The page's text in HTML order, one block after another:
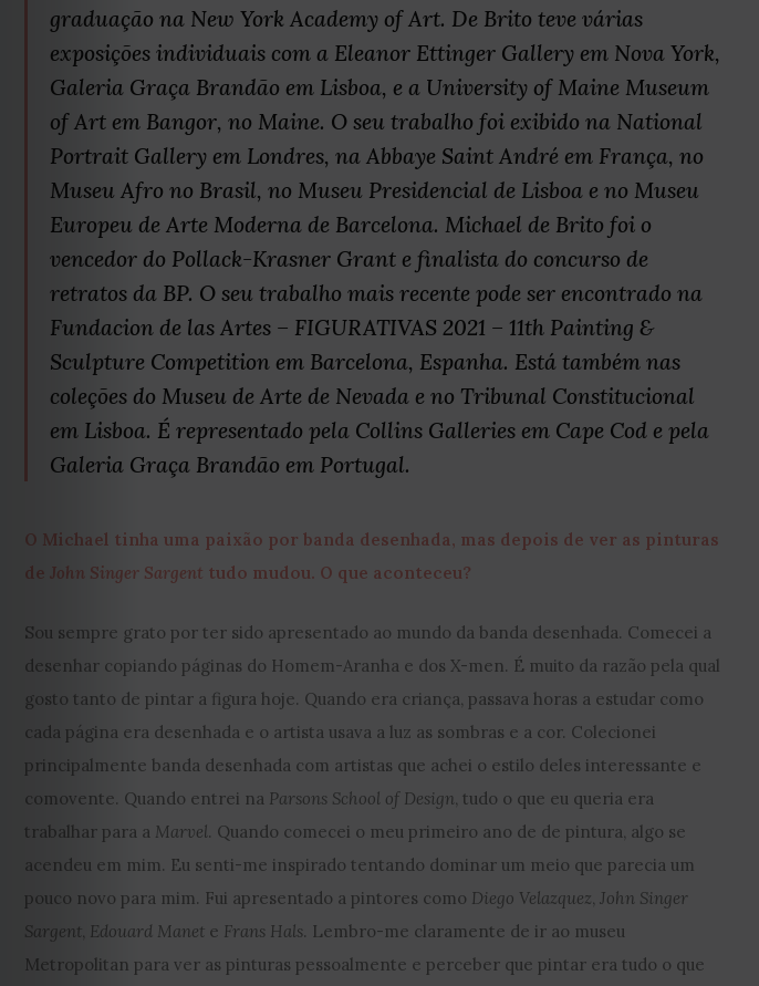
graduação na New York Academy of Art. De Brito teve várias
exposições individuais com a Eleanor Ettinger Gallery em Nova York,
Galeria Graça Brandão em Lisboa, e a University of Maine Museum
of Art em Bangor, no Maine. O seu trabalho foi exibido na National
Portrait Gallery em Londres, na Abbaye Saint André em França, no
Museu Afro no Brasil, no Museu Presidencial de Lisboa e no Museu
Europeu de Arte Moderna de Barcelona. Michael de Brito foi o
vencedor do Pollack-Krasner Grant e finalista do concurso de
retratos da BP. O seu trabalho mais recente pode ser encontrado na
Fundacion de las Artes – FIGURATIVAS 2021 – 11th Painting &
Sculpture Competition em Barcelona, Espanha. Está também nas
coleções do Museu de Arte de Nevada e no Tribunal Constitucional
em Lisboa. É representado pela Collins Galleries em Cape Cod e pela
Galeria Graça Brandão em Portugal.
O Michael tinha uma paixão por banda desenhada, mas depois de ver as pinturas
deJohn Singer Sargent tudo mudou. O que aconteceu?
Sou sempre grato por ter sido apresentado ao mundo da banda desenhada. Comecei a
desenhar copiando páginas do Homem-Aranha e dos X-men. É muito da razão pela qual
gosto tanto de pintar a figura hoje. Quando era criança, passava horas a estudar como
cada página era desenhada e o artista usava a luz as sombras e a cor. Colecionei
principalmente banda desenhada com artistas que achei o estilo deles interessante e
comovente. Quando entrei na Parsons School of Design, tudo o que eu queria era
trabalhar para a Marvel. Quando comecei o meu primeiro ano de de pintura, algo se
acendeu em mim. Eu senti-me inspirado tentando dominar um meio que parecia um
pouco novo para mim. Fui apresentado a pintores como Diego Velazquez,John Singer
Sargent, Edouard Manet e Frans Hals. Lembro-me claramente de ir ao museu
Metropolitan para ver as pinturas pessoalmente e perceber que pintar era tudo o que